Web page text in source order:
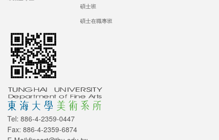
碩士班
碩士在職專班
Tel: 886-4-2359-0447
Fax: 886-4-2359-6874